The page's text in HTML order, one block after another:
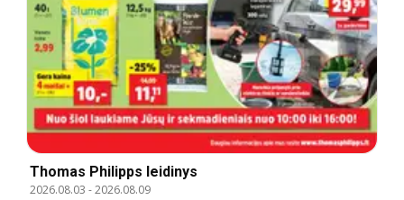
Thomas Philipps leidinys
2026.08.03 -2026.08.09